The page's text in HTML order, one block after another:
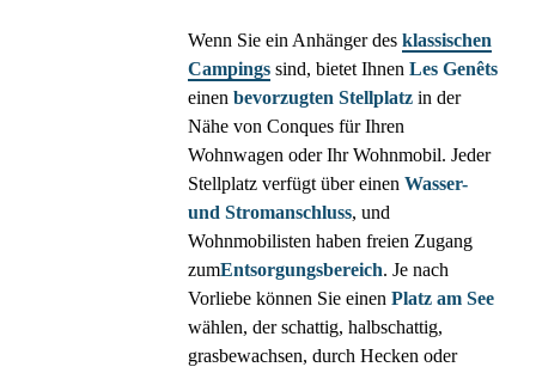
Wenn Sie ein Anhänger des klassischen
Campingssind, bietet Ihnen Les Genêts
einen bevorzugten Stellplatzin der
Nähe von Conques für Ihren
Wohnwagen oder Ihr Wohnmobil. Jeder
Stellplatz verfügt über einen Wasser-
und Stromanschluss, und
Wohnmobilisten haben freien Zugang
zumEntsorgungsbereich. Je nach
Vorliebe können Sie einen Platz am See
wählen, der schattig, halbschattig,
grasbewachsen, durch Hecken oder